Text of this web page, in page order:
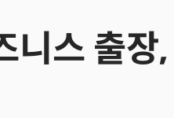
필드 가이드
CES2027 with TheMiilk
니스 출장,